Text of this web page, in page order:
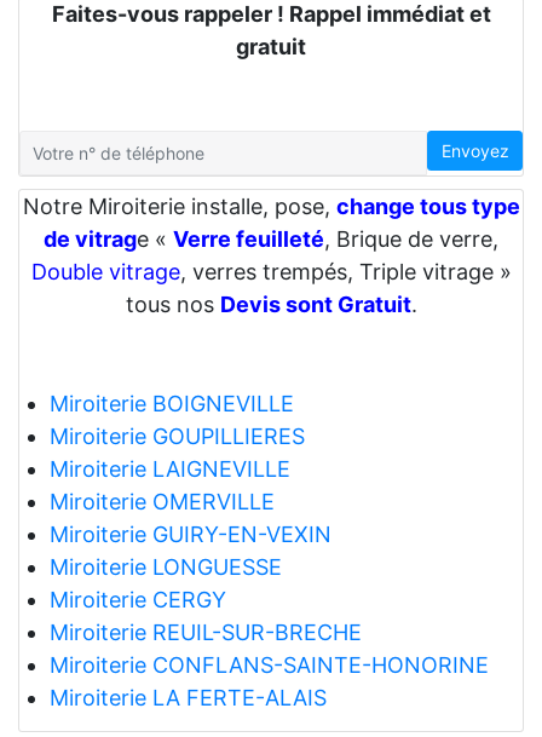
Faites-vous rappeler ! Rappel immédiat et
gratuit
Envoyez
Notre Miroiterie installe, pose, change tous type
de vitrage « Verre feuilleté, Brique de verre,
Double vitrage, verres trempés, Triple vitrage »
tous nos Devis sont Gratuit.
Miroiterie BOIGNEVILLE
Miroiterie GOUPILLIERES
Miroiterie LAIGNEVILLE
Miroiterie OMERVILLE
Miroiterie GUIRY-EN-VEXIN
Miroiterie LONGUESSE
Miroiterie CERGY
Miroiterie REUIL-SUR-BRECHE
Miroiterie CONFLANS-SAINTE-HONORINE
Miroiterie LA FERTE-ALAIS